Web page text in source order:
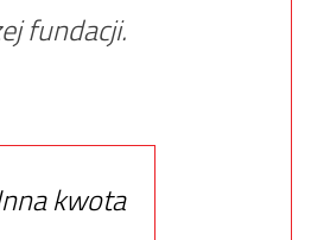
fundacji.
kwota